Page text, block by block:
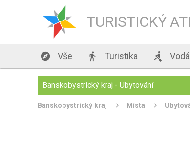
TURISTICKÝ
 Vše  Turistika 
Banskobystrický kraj - Ubytování
Banskobystrický kraj Místa